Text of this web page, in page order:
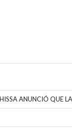
ANUNCIÓ QUE